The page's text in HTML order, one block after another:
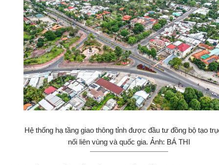
Hệ thống hạ tầng giao thông tỉnh được đầu tư đồng bộ tạo
nối liên vùng và quốc gia. Ảnh: BÁ THI